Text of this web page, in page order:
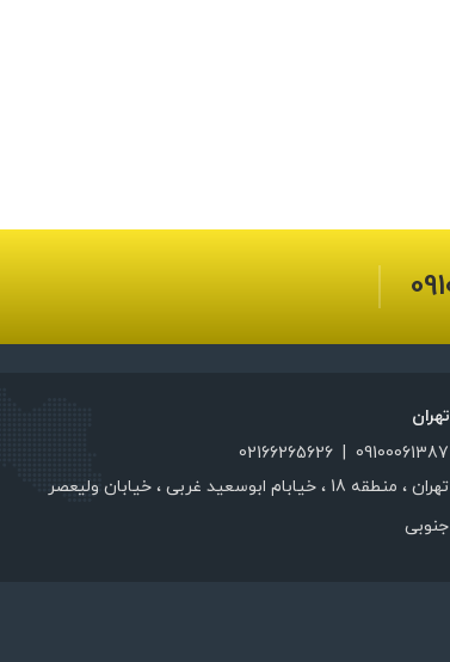
09100061387
|
02166265626
تهران ، منطقه 18 ، خیابام ابوسعید غربی ، خیابان ولیعصر
جنوبی